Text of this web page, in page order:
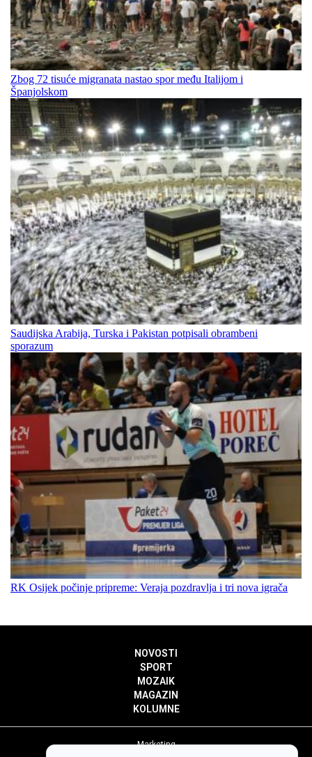
Zbog 72 tisuće migranata nastao spor među Italijom i
Španjolskom
Saudijska Arabija, Turska i Pakistan potpisali obrambeni
sporazum
RK Osijek počinje pripreme: Veraja pozdravlja i tri nova igrača
NOVOSTI
SPORT
MOZAIK
MAGAZIN
KOLUMNE
Marketing